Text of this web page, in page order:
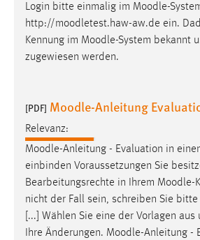
Login bitte einmalig im Moodle-
http://moodletest.haw-aw.de ein.
Kennung im Moodle-System bekannt
zugewiesen werden.
[PDF] Moodle-Anleitung
Relevanz:
Moodle-Anleitung - Evaluation in
einbinden Voraussetzungen Sie
Bearbeitungsrechte in Ihrem Moodle-
nicht der Fall sein, schreiben Sie bitte
[...] Wählen Sie eine der Vorlagen
Ihre Änderungen. Moodle-Anleitung -
Diese Informationen helfen uns zu
unsere Besucher unsere Website
_pk_ref, _pk_cvar, _pk_id, _pk_ses
Zweck:
Zugriffsstatistik
Cookie Laufzeit:
Max. 13 Monate